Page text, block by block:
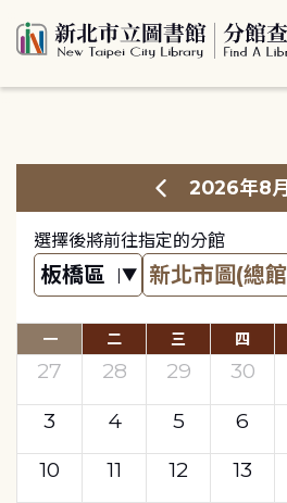
2026年8月
選擇後將前往指定的分館
一 二 三 四
27 28 29 30
3
4 5 6
10
11 12 13